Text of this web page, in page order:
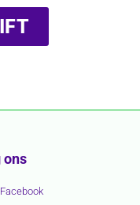
ons
Facebook